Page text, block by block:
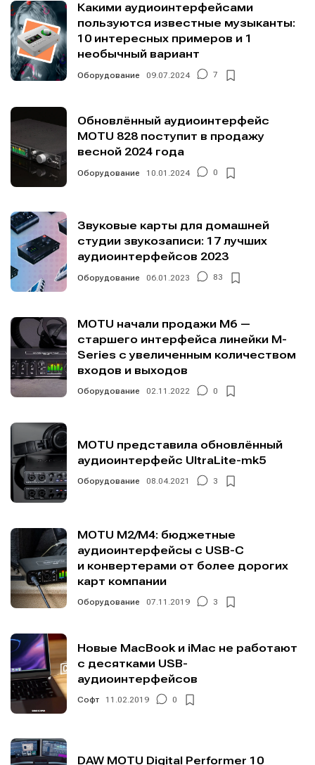
Написание
Написание
Какими аудиоинтерфейсами
пользуются известные музыканты:
10 интересных примеров и 1
необычный вариант
Оборудование 09.07.2024 7
Обновлённый аудиоинтерфейс
MOTU 828 поступит в продажу
весной 2024 года
Оборудование 10.01.2024 0
Звуковые карты для домашней
студии звукозаписи: 17 лучших
аудиоинтерфейсов 2023
Оборудование 06.01.2023 83
MOTU начали продажи M6 —
старшего интерфейса линейки M-
Series с увеличенным количеством
входов и выходов
Оборудование 02.11.2022 0
MOTU представила обновлённый
аудиоинтерфейс UltraLite-mk5
Оборудование 08.04.2021 3
MOTU M2/M4: бюджетные
аудиоинтерфейсы с USB-C
и конвертерами от более дорогих
карт компании
Оборудование 07.11.2019 3
Новые MacBook и iMac не работают
с десятками USB-
аудиоинтерфейсов
Софт 11.02.2019 0
DAW MOTU Digital Performer 10